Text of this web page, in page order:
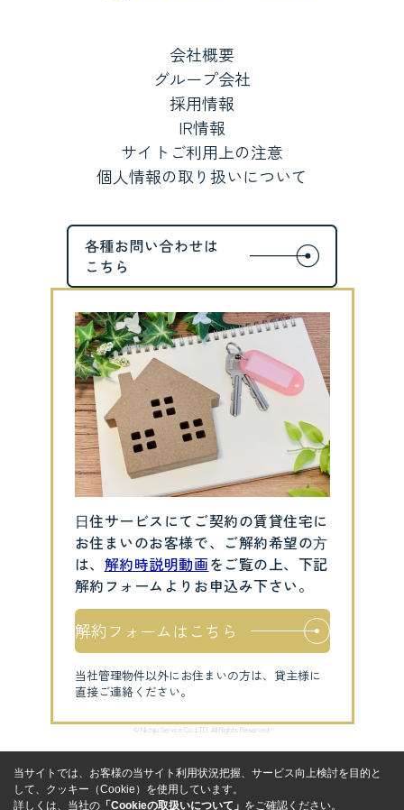
会社概要
グループ会社
採用情報
IR情報
サイトご利用上の注意
個人情報の取り扱いについて
⽇住サービスにてご契約の賃貸住宅に
お住まいのお客様で、ご解約希望の⽅
は、 解約時説明動画をご覧の上、下記
解約フォームよりお申込み下さい。
解約フォームはこちら
当社管理物件以外にお住まいの方は、貸主様に
直接ご連絡ください。
© Nichiju Service Co.,LTD. All Rights Reserved.
当サイトでは、お客様の当サイト利用状況把握、サービス向上検討を目的と
して、クッキー（Cookie）を使用しています。
詳しくは、当社の 「Cookieの取扱いについて」 をご確認ください。